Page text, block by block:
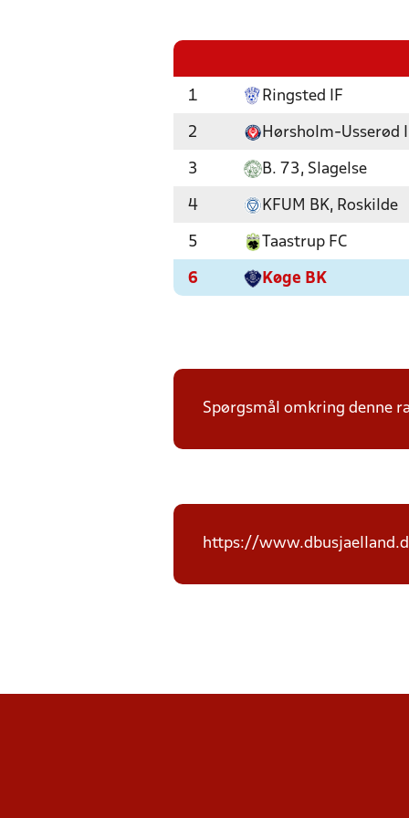
1 Ringsted IF
2 Hørsholm-Usserød
3 B. 73, Slagelse
4 KFUM BK, Roskilde
5 Taastrup FC
6 Køge BK
Spørgsmål omkring denne
https://